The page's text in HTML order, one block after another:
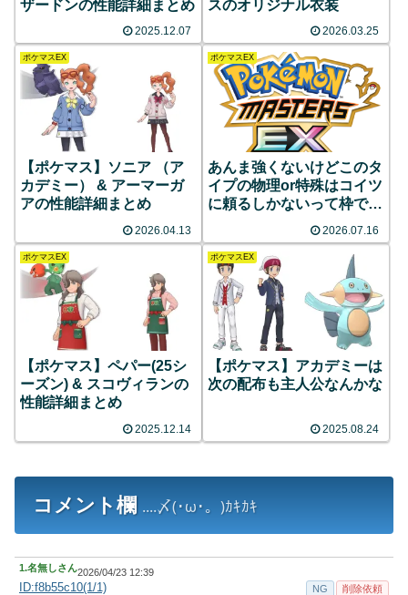
ザードンの性能詳細まとめ
2025.12.07
スのオリジナル衣装
2026.03.25
ポケマスEX
【ポケマス】ソニア （ア
カデミー） & アーマーガ
アの性能詳細まとめ
2026.04.13
ポケマスEX
あんま強くないけどこのタ
イプの物理or特殊はコイツ
に頼るしかないって枠で一
番マシな性能してるの誰？
2026.07.16
ポケマスEX
【ポケマス】ペパー(25シ
ーズン) & スコヴィランの
性能詳細まとめ
2025.12.14
ポケマスEX
【ポケマス】アカデミーは
次の配布も主人公なんかな
2025.08.24
コメント欄 ....〆(･ω･。)ｶｷｶｷ
1.名無しさん2026/04/23 12:39
ID:f8b55c10(1/1) NG 削除依頼